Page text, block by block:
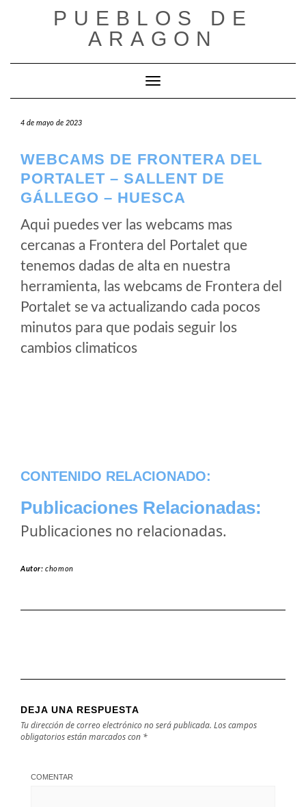
PUEBLOS DE
ARAGON
Cambiar modo de navegación
4 de mayo de 2023
WEBCAMS DE FRONTERA DEL
PORTALET – SALLENT DE
GÁLLEGO – HUESCA
Aqui puedes ver las webcams mas
cercanas a Frontera del Portalet que
tenemos dadas de alta en nuestra
herramienta, las webcams de Frontera del
Portalet se va actualizando cada pocos
minutos para que podais seguir los
cambios climaticos
CONTENIDO RELACIONADO:
Publicaciones Relacionadas:
Publicaciones no relacionadas.
Autor:chomon
DEJA UNA RESPUESTA
Tu dirección de correo electrónico no será publicada. Los campos
obligatorios están marcados con *
COMENTAR